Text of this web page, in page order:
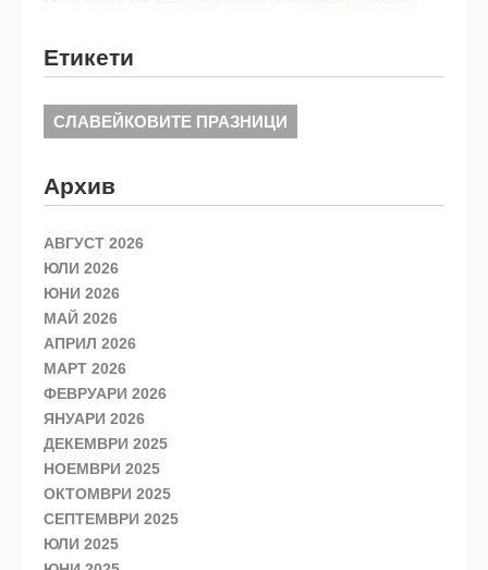
Етикети
СЛАВЕЙКОВИТЕ ПРАЗНИЦИ
Архив
АВГУСТ 2026
ЮЛИ 2026
ЮНИ 2026
МАЙ 2026
АПРИЛ 2026
МАРТ 2026
ФЕВРУАРИ 2026
ЯНУАРИ 2026
ДЕКЕМВРИ 2025
НОЕМВРИ 2025
ОКТОМВРИ 2025
СЕПТЕМВРИ 2025
ЮЛИ 2025